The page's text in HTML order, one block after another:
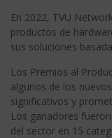
En 2022, TVU
productos de
sus soluciones
Los Premios al
algunos de los
significativos y
Los ganadores
del sector en 15